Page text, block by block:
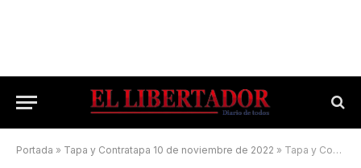
Portada » Tapa y Contratapa 10 de noviembre de 2022 » Tapa y Contratapa 7 de noviembre de 2025